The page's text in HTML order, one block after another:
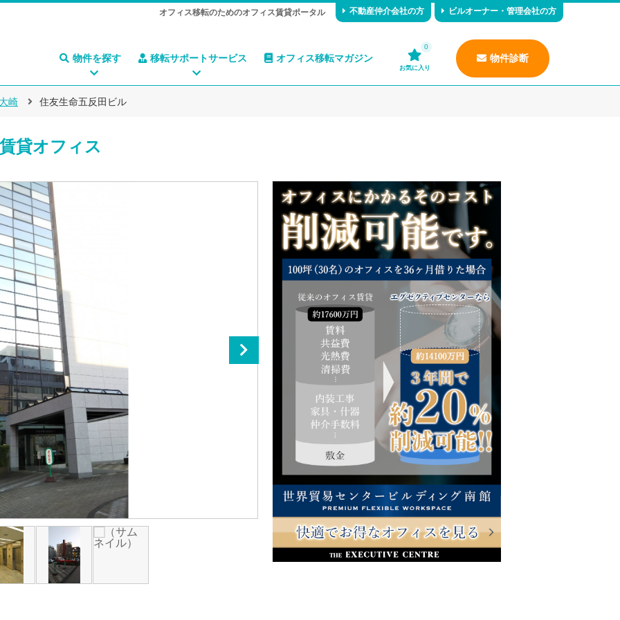
オフィス移転のためのオフィス賃貸ポータル 不動産仲介会社の方 ビルオーナー・管理会社の方
物件を探す 移転サポートサービス オフィス移転マガジン
0
お気に入り
物件診断
崎 住友生命五反田ビル
貸オフィス